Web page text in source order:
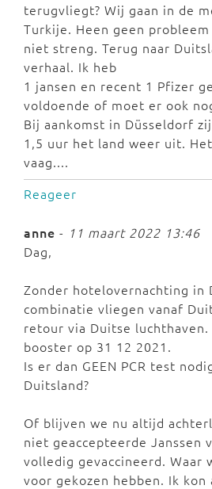
terugvliegt? Wij gaan in de
Turkije. Heen geen
niet streng. Terug naar
verhaal. Ik heb
1 jansen en recent 1 Pfizer
voldoende of moet er ook
Bij aankomst in Düsseldorf
1,5 uur het land weer uit.
vaag....
Reageer
anne - 11 maart 2022 13:46
Dag,
Zonder hotelovernachting in
combinatie vliegen vanaf
retour via Duitse luchthaven.
booster op 31 12 2021.
Is er dan GEEN PCR test
Duitsland?
Of blijven we nu altijd
niet geaccepteerde Janssen
volledig gevaccineerd. Waar
voor gekozen hebben. Ik